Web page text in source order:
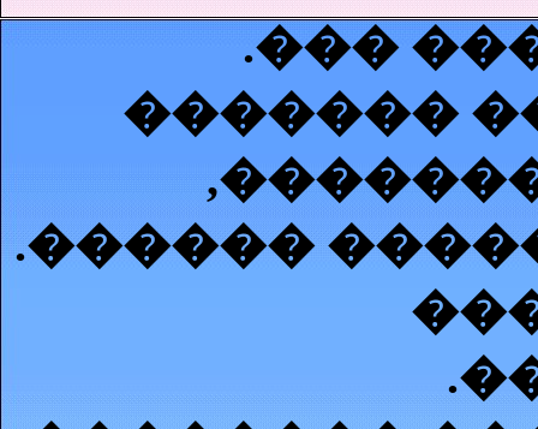
.���
�������
.������